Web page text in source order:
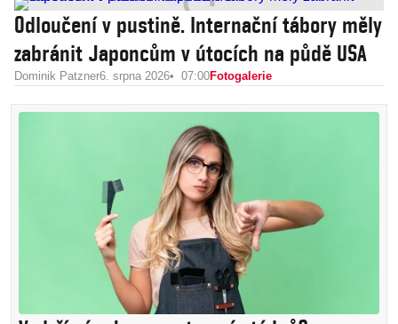
Odloučení v pustině. Internační tábory měly
zabránit Japoncům v útocích na půdě USA
Dominik Patzner6. srpna 2026 07:00Fotogalerie